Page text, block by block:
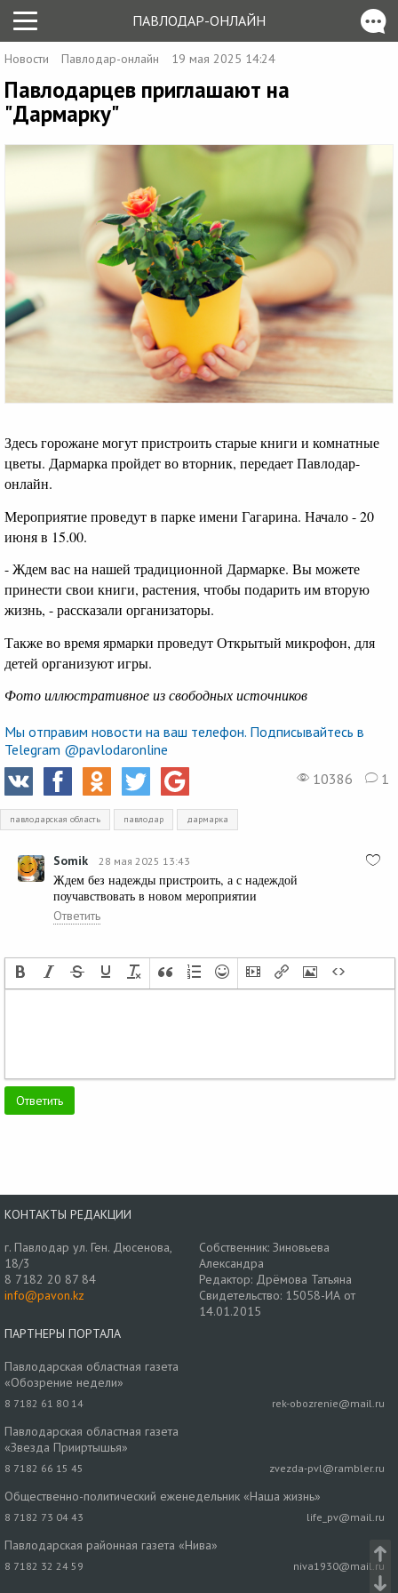
ПАВЛОДАР-ОНЛАЙН
Новости Павлодар-онлайн 19 мая 2025 14:24
Павлодарцев приглашают на
"Дармарку"
Здесь горожане могут пристроить старые книги и комнатные
цветы. Дармарка пройдет во вторник, передает Павлодар-
онлайн.
Мероприятие проведут в парке имени Гагарина. Начало - 20
июня в 15.00.
- Ждем вас на нашей традиционной Дармарке. Вы можете
принести свои книги, растения, чтобы подарить им вторую
жизнь, - рассказали организаторы.
Также во время ярмарки проведут Открытый микрофон, для
детей организуют игры.
Фото иллюстративное из свободных источников
Мы отправим новости на ваш телефон. Подписывайтесь в
Telegram @pavlodaronline
10386
1
павлодарская область павлодар дармарка
Somik 28 мая 2025 13:43
Ждем без надежды пристроить, а с надеждой
поучавствовать в новом мероприятии
Ответить
КОНТАКТЫ РЕДАКЦИИ
г. Павлодар ул. Ген. Дюсенова,
18/3
8 7182 20 87 84
info@pavon.kz
Собственник: Зиновьева
Александра
Редактор: Дрёмова Татьяна
Свидетельство: 15058-ИА от
14.01.2015
ПАРТНЕРЫ ПОРТАЛА
Павлодарская областная газета
«Обозрение недели»
8 7182 61 80 14 rek-obozrenie@mail.ru
Павлодарская областная газета
«Звезда Прииртышья»
8 7182 66 15 45 zvezda-pvl@rambler.ru
Общественно-политический еженедельник «Наша жизнь»
8 7182 73 04 43 life_pv@mail.ru
Павлодарская районная газета «Нива»
8 7182 32 24 59 niva1930@mail.ru